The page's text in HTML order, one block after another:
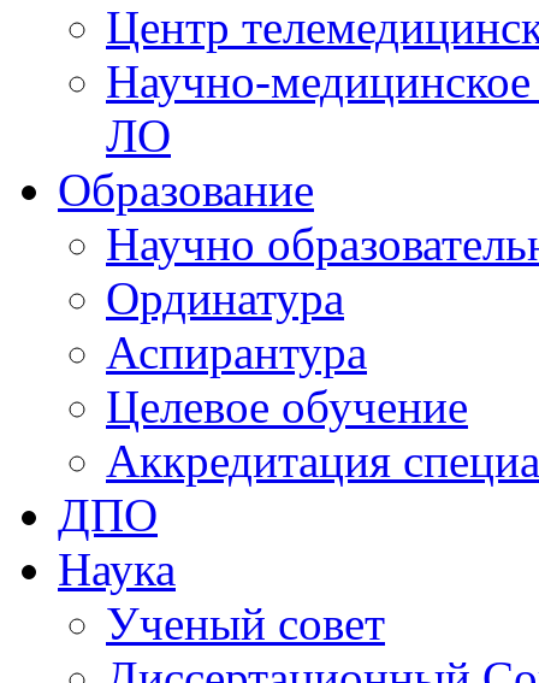
Центр
Научно-
ЛО
Образование
Научно
Ординатура
Аспирантура
Целевое обучение
Аккредитация
ДПО
Наука
Ученый совет